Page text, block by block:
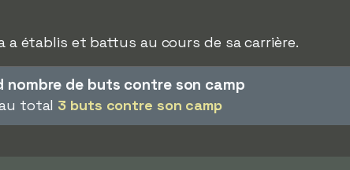
a établis et battus au cours de sa carrière.
nombre de buts contre son camp
total 3 buts contre son camp